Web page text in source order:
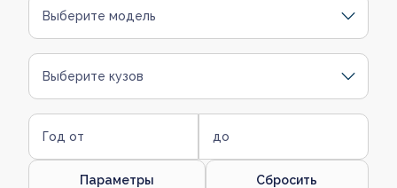
Выберите модель
Выберите кузов
Год от до
Параметры Сбросить